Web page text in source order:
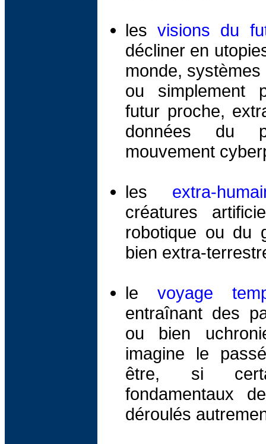
lesvisions du
décliner en
monde,
ou simplement
futur proche,
données du
mouvement
les extra-
créatures
robotique ou du
bien extra-
le voyage
entraînant des
ou bien
imagine le
être, si
fondamentaux
déroulés